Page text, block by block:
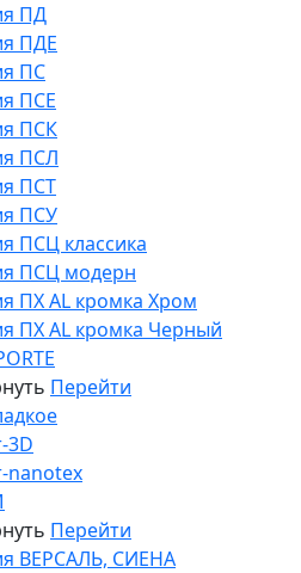
ПД
ПДЕ
ПС
ПСЕ
ПСК
ПСЛ
ПСТ
ПСУ
ПСЦ классика
ПСЦ модерн
ПХ AL кромка Хром
ПХ AL кромка Черный
Перейти
3D
nanotex
Перейти
ВЕРСАЛЬ, СИЕНА